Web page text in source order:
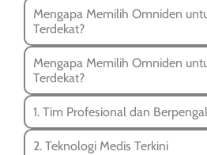
Mengapa Memilih Omniden
Terdekat?
Mengapa Memilih Omniden
Terdekat?
1. Tim Profesional dan
2. Teknologi Medis Terkini